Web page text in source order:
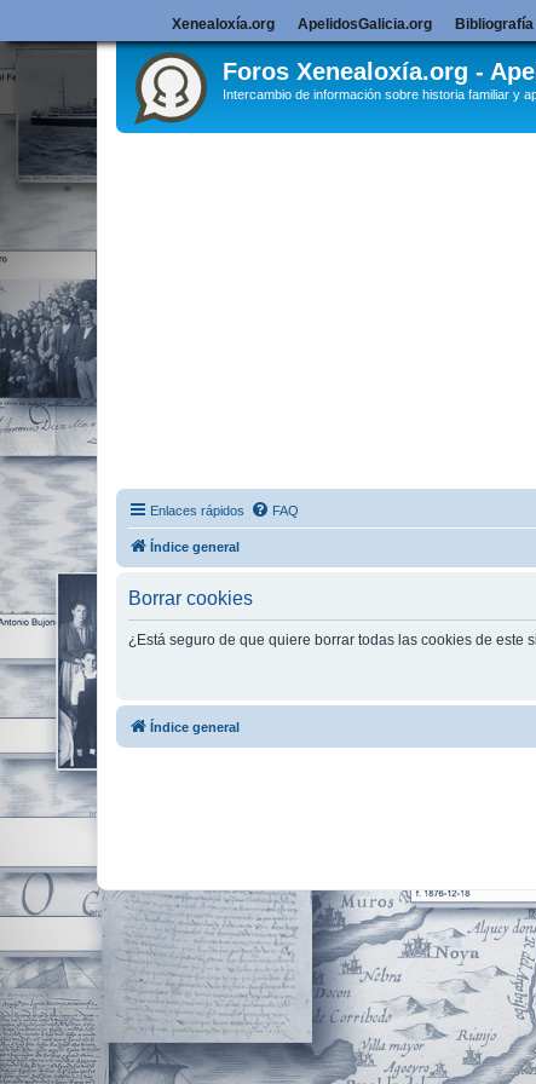
Foros Xenealoxía.org -
Intercambio de información sobre historia familiar y
Enlaces rápidos FAQ
Índice general
Borrar cookies
¿Está seguro de que quiere borrar todas las cookies de este
Xenealoxía.org ApelidosGalicia.org Bibliografía
Índice general